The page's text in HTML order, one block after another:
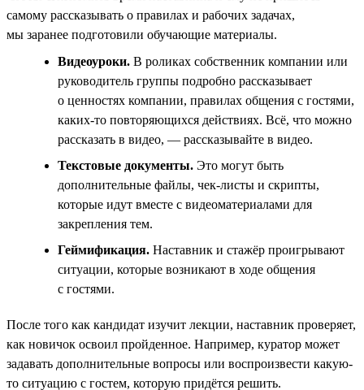
самому рассказывать о правилах и рабочих задачах,
мы заранее подготовили обучающие материалы.
Видеоуроки. В роликах собственник компании или
руководитель группы подробно рассказывает
о ценностях компании, правилах общения с гостями,
каких-то повторяющихся действиях. Всё, что можно
рассказать в видео, — рассказывайте в видео.
Текстовые документы. Это могут быть
дополнительные файлы, чек-листы и скрипты,
которые идут вместе с видеоматериалами для
закрепления тем.
Геймификация. Наставник и стажёр проигрывают
ситуации, которые возникают в ходе общения
с гостями.
После того как кандидат изучит лекции, наставник проверяет,
как новичок освоил пройденное. Например, куратор может
задавать дополнительные вопросы или воспроизвести какую-
то ситуацию с гостем, которую придётся решить.